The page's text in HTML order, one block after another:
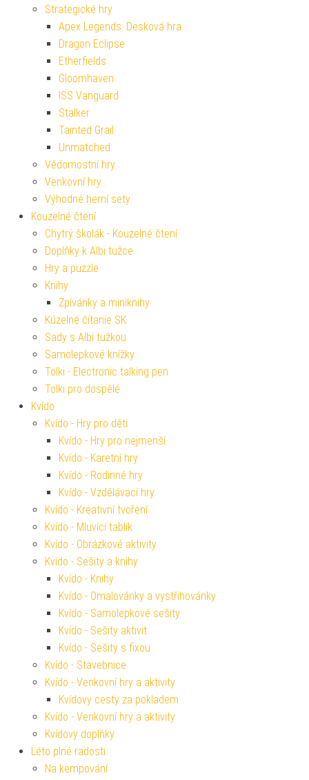
Strategické hry
Apex Legends: Desková hra
Dragon Eclipse
Etherfields
Gloomhaven
ISS Vanguard
Stalker
Tainted Grail
Unmatched
Vědomostní hry
Venkovní hry
Výhodné herní sety
Kouzelné čtení
Chytrý školák - Kouzelné čtení
Doplňky k Albi tužce
Hry a puzzle
Knihy
Zpívánky a miniknihy
Kúzelné čítanie SK
Sady s Albi tužkou
Samolepkové knížky
Tolki - Electronic talking pen
Tolki pro dospělé
Kvído
Kvído - Hry pro děti
Kvído - Hry pro nejmenší
Kvído - Karetní hry
Kvído - Rodinné hry
Kvído - Vzdělávací hry
Kvído - Kreativní tvoření
Kvído - Mluvící tablík
Kvído - Obrázkové aktivity
Kvído - Sešity a knihy
Kvído - Knihy
Kvído - Omalovánky a vystřihovánky
Kvído - Samolepkové sešity
Kvído - Sešity aktivit
Kvído - Sešity s fixou
Kvído - Stavebnice
Kvído - Venkovní hry a aktivity
Kvídovy cesty za pokladem
Kvído - Venkovní hry a aktivity
Kvídovy doplňky
Léto plné radosti
Na kempování